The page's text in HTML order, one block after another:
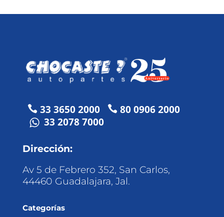
 33 3650 2000  80 0906 2000
33 2078 7000
Dirección:
Av 5 de Febrero 352, San Carlos,
44460 Guadalajara, Jal.
Categorías